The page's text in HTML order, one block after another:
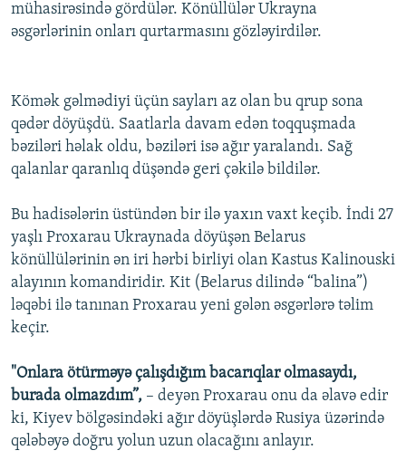
mühasirəsində gördülər. Könüllülər Ukrayna
əsgərlərinin onları qurtarmasını gözləyirdilər.
Kömək gəlmədiyi üçün sayları az olan bu qrup sona
qədər döyüşdü. Saatlarla davam edən toqquşmada
bəziləri həlak oldu, bəziləri isə ağır yaralandı. Sağ
qalanlar qaranlıq düşəndə geri çəkilə bildilər.
Bu hadisələrin üstündən bir ilə yaxın vaxt keçib. İndi 27
yaşlı Proxarau Ukraynada döyüşən Belarus
könüllülərinin ən iri hərbi birliyi olan Kastus Kalinouski
alayının komandiridir. Kit (Belarus dilində “balina”)
ləqəbi ilə tanınan Proxarau yeni gələn əsgərlərə təlim
keçir.
"Onlara ötürməyə çalışdığım bacarıqlar olmasaydı,
burada olmazdım”, – deyən Proxarau onu da əlavə edir
ki, Kiyev bölgəsindəki ağır döyüşlərdə Rusiya üzərində
qələbəyə doğru yolun uzun olacağını anlayır.